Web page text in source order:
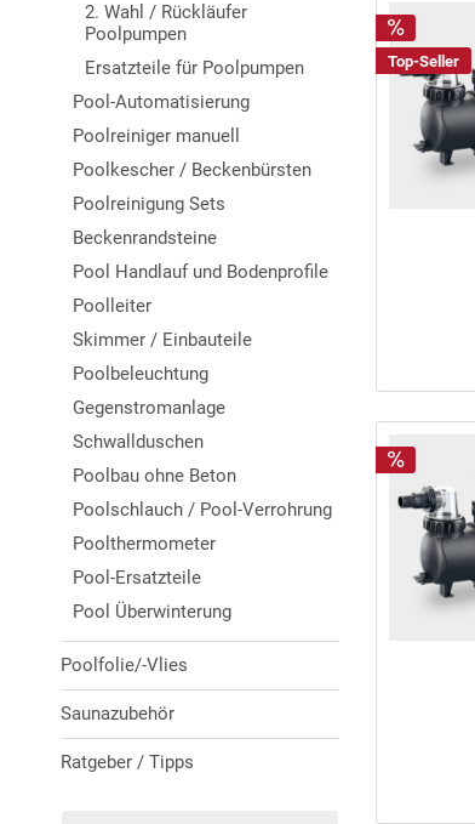
2. Wahl / Rückläufer
Poolpumpen
Ersatzteile für Poolpumpen
Pool-Automatisierung
Poolreiniger manuell
Poolkescher / Beckenbürsten
Poolreinigung Sets
Beckenrandsteine
Pool Handlauf und Bodenprofile
Poolleiter
Skimmer / Einbauteile
Poolbeleuchtung
Gegenstromanlage
Schwallduschen
Poolbau ohne Beton
Poolschlauch / Pool-Verrohrung
Poolthermometer
Pool-Ersatzteile
Pool Überwinterung
Poolfolie/-Vlies
Saunazubehör
Ratgeber / Tipps
Top-Seller